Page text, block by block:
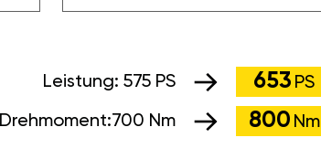
Leistung: 575 PS 653 PS
Drehmoment:700 Nm 800 Nm